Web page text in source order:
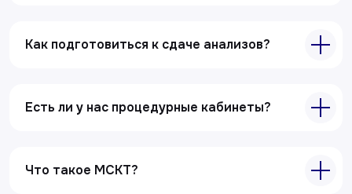
Как подготовиться к сдаче анализов?
Есть ли у нас процедурные кабинеты?
Что такое МСКТ?
Электрокардиография
Лабораторная диагностика
Контакты